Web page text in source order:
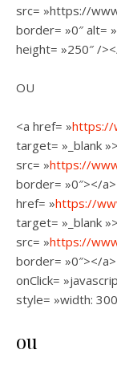
src= »https://
border= »0″ alt=
height= »250″ /
OU
<a href= »https://
target= »_blank
src= »https://
border= »0″></
href= »https://
target= »_blank
src= »https://
border= »0″></
onClick=
style= »width:
ou